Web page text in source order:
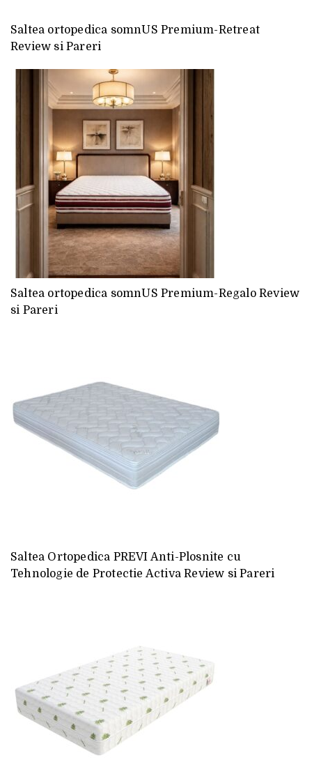
Saltea ortopedica somnUS Premium-Retreat
Review si Pareri
Saltea ortopedica somnUS Premium-Regalo Review
si Pareri
Saltea Ortopedica PREVI Anti-Plosnite cu
Tehnologie de Protectie Activa Review si Pareri